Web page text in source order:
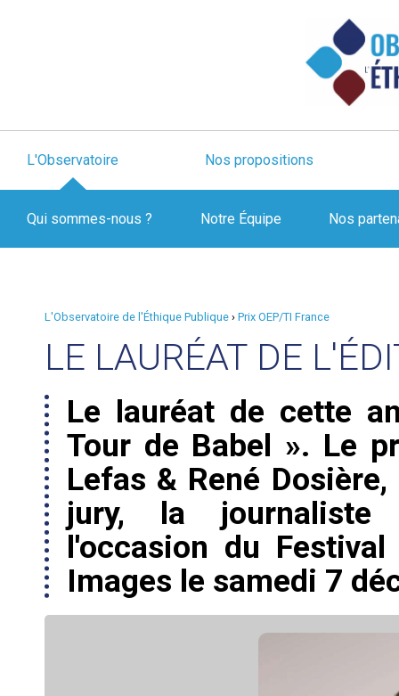
L'Observatoire Nos propositions
Qui sommes-nous ? Notre Équipe Nos
L'Observatoire de l'Éthique Publique › Prix OEP/TI France
LE LAURÉAT DE
Le lauréat de cette
Tour de Babel ». Le
Lefas & René
jury, la journaliste
l'occasion du
Images le samedi 7